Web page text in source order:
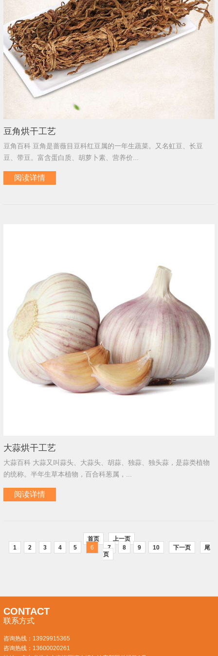
豆角烘干工艺
豆角百科 豆角是蔷薇目豆科红豆属的一年生蔬菜。又名虹豆、长豆
豆、带豆。富含蛋白质、胡萝卜素、营养价...
阅读详情
大蒜烘干工艺
大蒜百科 大蒜又叫蒜头、大蒜头、胡蒜、独蒜、独头蒜，是蒜类植物
的统称。半年生草本植物，百合科葱属，...
阅读详情
首页
上一页
1
2 3 4 5 6 7 8 9 10 下一页
尾
页
CONTACT
联系方式
咨询热线： 13929915365
咨询热线： 13600020261